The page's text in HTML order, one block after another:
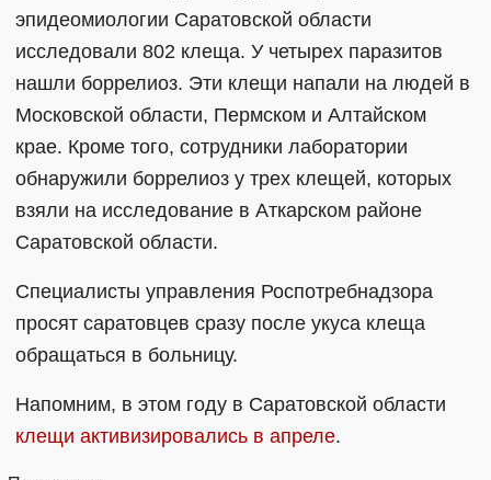
эпидеомиологии Саратовской области
исследовали 802 клеща. У четырех паразитов
нашли боррелиоз. Эти клещи напали на людей в
Московской области, Пермском и Алтайском
крае. Кроме того, сотрудники лаборатории
обнаружили боррелиоз у трех клещей, которых
взяли на исследование в Аткарском районе
Саратовской области.
Специалисты управления Роспотребнадзора
просят саратовцев сразу после укуса клеща
обращаться в больницу.
Напомним, в этом году в Саратовской области
клещи активизировались в апреле.